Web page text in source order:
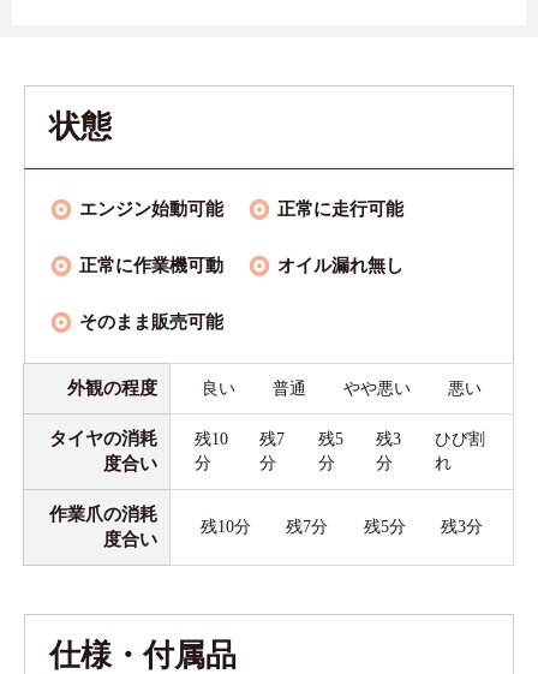
状態
エンジン始動可能 正常に走行可能
正常に作業機可動 オイル漏れ無し
そのまま販売可能
外観の程度 良い 普通 やや悪い 悪い
タイヤの消耗
度合い
残10
分
残7
分
残5
分
残3
分
ひび割
れ
作業爪の消耗
度合い
残10分 残7分 残5分 残3分
仕様・付属品